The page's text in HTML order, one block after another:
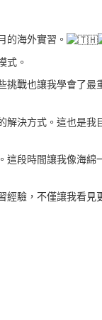
的海外實習。
式。
戰也讓我學會了最
決方式。這也是我
段時間讓我像海綿
驗，不僅讓我看見